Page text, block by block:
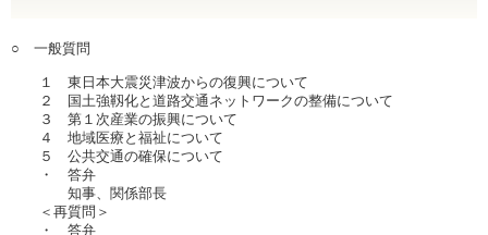
○ 一般質問
１ 東日本大震災津波からの復興について
２ 国土強靱化と道路交通ネットワークの整備について
３ 第１次産業の振興について
４ 地域医療と福祉について
５ 公共交通の確保について
・ 答弁
知事、関係部長
＜再質問＞
・ 答弁